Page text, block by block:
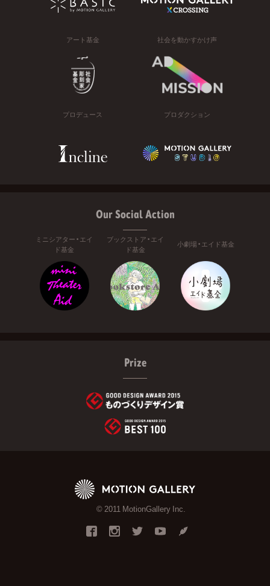
アート基金 社会を動かすかけ声
プロデュース プロダクション
Our Social Action
ミニシアター・エイ
ド基金
ブックストア・エイ
ド基金
小劇場・エイド基金
Prize
© 2011 MotionGallery Inc.